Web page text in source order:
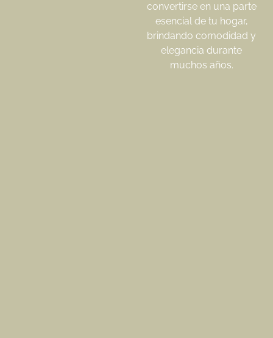
convertirse en una parte
esencial de tu hogar,
brindando comodidad y
elegancia durante
muchos años.